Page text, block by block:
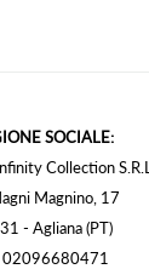
SOCIALE:
Collection S.R.L.
Magnino, 17
- Agliana (PT)
02096680471